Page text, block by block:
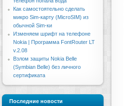
Как самостоятельно сделать
микро Sim-карту (MicroSIM) из
обычной Sim-ки
Изменяем шрифт на телефоне
Nokia | Программа FontRouter LT
v.2.08
Взлом защиты Nokia Belle
(Symbian Belle) без личного
сертификата
Последние новости